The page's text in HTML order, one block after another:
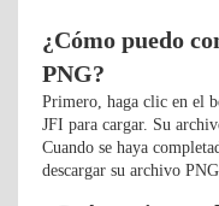
¿Cómo puedo
PNG?
Primero, haga clic en el
JFI para cargar. Su
Cuando se haya
descargar su archivo